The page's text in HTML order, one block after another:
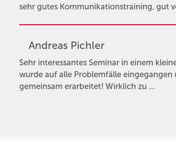
sehr gutes Kommunikationstraining, gut
Andreas Pichler
Sehr interessantes Seminar in einem
wurde auf alle Problemfälle
gemeinsam erarbeitet! Wirklich zu …